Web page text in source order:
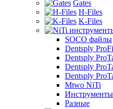
Gates
H-Files
K-Files
SOCO файлы
Dentsply
Dentsply
Dentsply
Dentsply
Mtwo NiTi
Разные